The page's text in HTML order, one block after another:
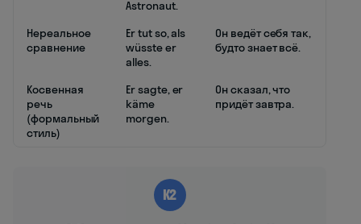
Astronaut.
Нереальное
сравнение
Er tut so, als
wüsste er
alles.
Он ведёт себя так,
будто знает всё.
Косвенная
речь
(формальный
стиль)
Er sagte, er
käme
morgen.
Он сказал, что
придёт завтра.
K2